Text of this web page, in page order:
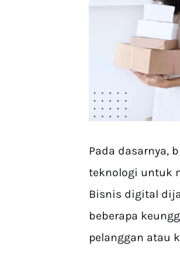
Pada dasarnya,
teknologi untuk
Bisnis digital
beberapa
pelanggan atau